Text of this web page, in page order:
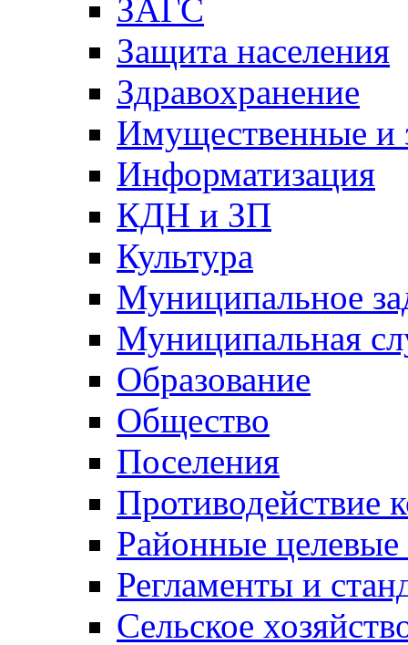
ЗАГС
Защита населения
Здравохранение
Имущественные и
Информатизация
КДН и ЗП
Культура
Муниципальное
Муниципальная
Образование
Общество
Поселения
Противодействие
Районные
Регламенты и
Сельское